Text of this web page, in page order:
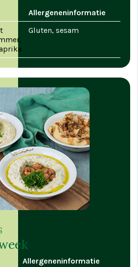
Allergeneninformatie
Gluten, sesam
Allergeneninformatie